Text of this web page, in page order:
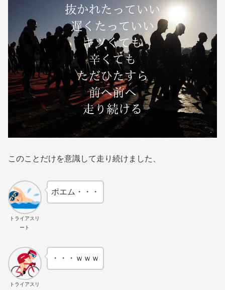
このことだけを意識して走り続けました、
トライアスリ
ート
ポエム・・・
トライアスリ
・・・ｗｗｗ